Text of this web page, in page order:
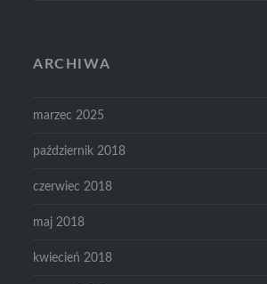
ARCHIWA
marzec 2025
październik 2018
czerwiec 2018
maj 2018
kwiecień 2018